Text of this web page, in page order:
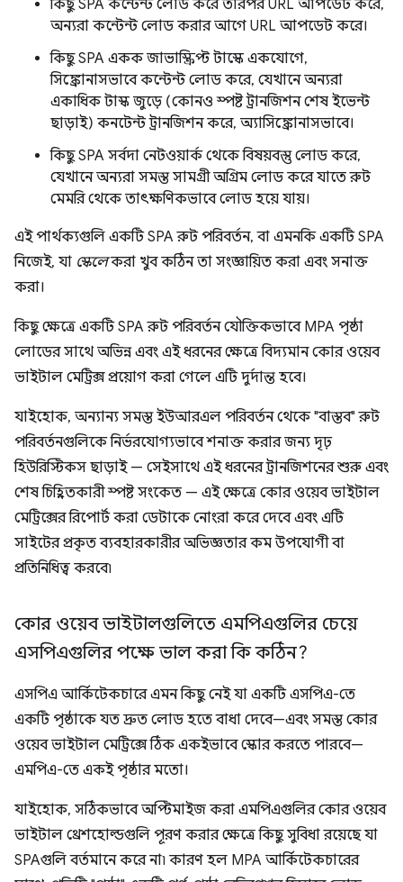
কিছু SPA কন্টেন্ট লোড করে তারপর URL আপডেট করে,
অন্যরা কন্টেন্ট লোড করার আগে URL আপডেট করে।
কিছু SPA একক জাভাস্ক্রিপ্ট টাস্কে একযোগে,
সিঙ্ক্রোনাসভাবে কন্টেন্ট লোড করে, যেখানে অন্যরা
একাধিক টাস্ক জুড়ে (কোনও স্পষ্ট ট্রানজিশন শেষ ইভেন্ট
ছাড়াই) কনটেন্ট ট্রানজিশন করে, অ্যাসিঙ্ক্রোনাসভাবে।
কিছু SPA সর্বদা নেটওয়ার্ক থেকে বিষয়বস্তু লোড করে,
যেখানে অন্যরা সমস্ত সামগ্রী অগ্রিম লোড করে যাতে রুট
মেমরি থেকে তাৎক্ষণিকভাবে লোড হয়ে যায়।
এই পার্থক্যগুলি একটি SPA রুট পরিবর্তন, বা এমনকি একটি SPA
নিজেই, যা স্কেলেকরা খুব কঠিন তা সংজ্ঞায়িত করা এবং সনাক্ত
করা।
কিছু ক্ষেত্রে একটি SPA রুট পরিবর্তন যৌক্তিকভাবে MPA পৃষ্ঠা
লোডের সাথে অভিন্ন এবং এই ধরনের ক্ষেত্রে বিদ্যমান কোর ওয়েব
ভাইটাল মেট্রিক্স প্রয়োগ করা গেলে এটি দুর্দান্ত হবে।
যাইহোক, অন্যান্য সমস্ত ইউআরএল পরিবর্তন থেকে "বাস্তব" রুট
পরিবর্তনগুলিকে নির্ভরযোগ্যভাবে শনাক্ত করার জন্য দৃঢ়
হিউরিস্টিকস ছাড়াই — সেইসাথে এই ধরনের ট্রানজিশনের শুরু এবং
শেষ চিহ্নিতকারী স্পষ্ট সংকেত — এই ক্ষেত্রে কোর ওয়েব ভাইটাল
মেট্রিক্সের রিপোর্ট করা ডেটাকে নোংরা করে দেবে এবং এটি
সাইটের প্রকৃত ব্যবহারকারীর অভিজ্ঞতার কম উপযোগী বা
প্রতিনিধিত্ব করবে৷
কোর ওয়েব ভাইটালগুলিতে এমপিএগুলির চেয়ে
এসপিএগুলির পক্ষে ভাল করা কি কঠিন?
এসপিএ আর্কিটেকচারে এমন কিছু নেই যা একটি এসপিএ-তে
একটি পৃষ্ঠাকে যত দ্রুত লোড হতে বাধা দেবে—এবং সমস্ত কোর
ওয়েব ভাইটাল মেট্রিক্সে ঠিক একইভাবে স্কোর করতে পারবে—
এমপিএ-তে একই পৃষ্ঠার মতো।
যাইহোক, সঠিকভাবে অপ্টিমাইজ করা এমপিএগুলির কোর ওয়েব
ভাইটাল থ্রেশহোল্ডগুলি পূরণ করার ক্ষেত্রে কিছু সুবিধা রয়েছে যা
SPAগুলি বর্তমানে করে না৷ কারণ হল MPA আর্কিটেকচারের